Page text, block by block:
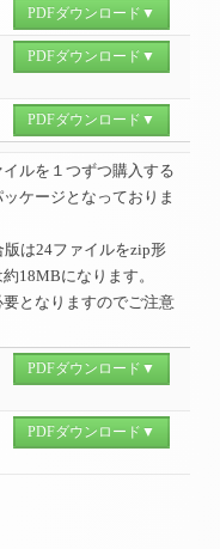
PDFダウンロード▼
PDFダウンロード▼
PDFダウンロード▼
ルを１つずつ購入する
ケージとなっておりま
は24ファイルをzip形
18MBになります。
となりますのでご注意
PDFダウンロード▼
PDFダウンロード▼